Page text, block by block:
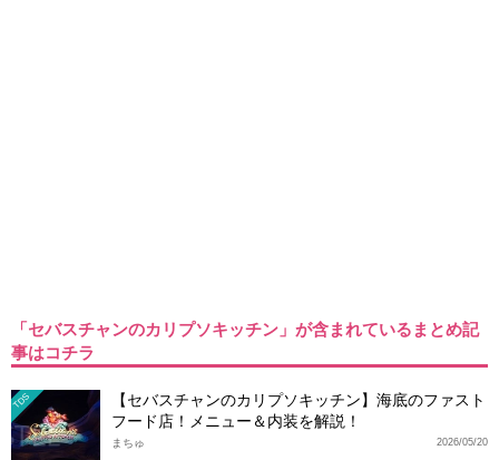
「セバスチャンのカリプソキッチン」が含まれているまとめ記
事はコチラ
TDS
【セバスチャンのカリプソキッチン】海底のファスト
フード店！メニュー＆内装を解説！
2026/05/20
まちゅ